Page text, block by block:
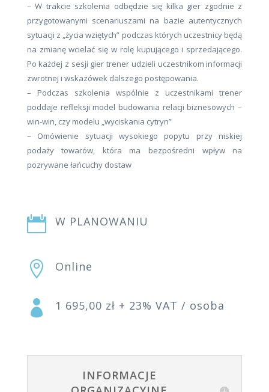
– W trakcie szkolenia odbędzie się kilka gier zgodnie z
przygotowanymi scenariuszami na bazie autentycznych
sytuacji z „życia wziętych” podczas których uczestnicy będą
na zmianę wcielać się w rolę kupującego i sprzedającego.
Po każdej z sesji gier trener udzieli uczestnikom informacji
zwrotnej i wskazówek dalszego postępowania.
– Podczas szkolenia wspólnie z uczestnikami trener
poddaje refleksji model budowania relacji biznesowych –
win-win, czy modelu „wyciskania cytryn”
– Omówienie sytuacji wysokiego popytu przy niskiej
podaży towarów, która ma bezpośredni wpływ na
pozrywane łańcuchy dostaw
 W PLANOWANIU
 Online
 1 695,00 zł + 23% VAT / osoba
INFORMACJE